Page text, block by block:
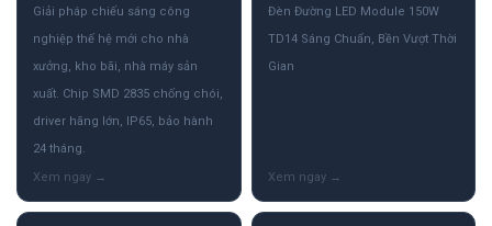
Giải pháp chiếu sáng công
nghiệp thế hệ mới cho nhà
xưởng, kho bãi, nhà máy sản
xuất. Chip SMD 2835 chống chói,
driver hãng lớn, IP65, bảo hành
24 tháng.
Đèn Đường LED Module 150W
TD14 Sáng Chuẩn, Bền Vượt Thời
Gian